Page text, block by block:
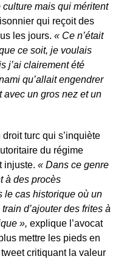
mais qui méritent
qui reçoit des
les jours. « Ce n’était
ce soit, je voulais
j’ai clairement été
qu’allait engendrer
avec un gros nez et un
turc qui s’inquiète
du régime
injuste. « Dans ce genre
à des procès
le cas historique où un
d’ajouter des frites à
», explique l’avocat
mettre les pieds en
critiquant la valeur